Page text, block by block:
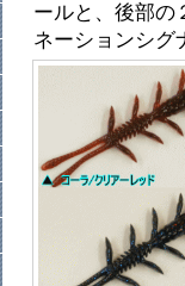
ールと、後部の
ネーションシグ